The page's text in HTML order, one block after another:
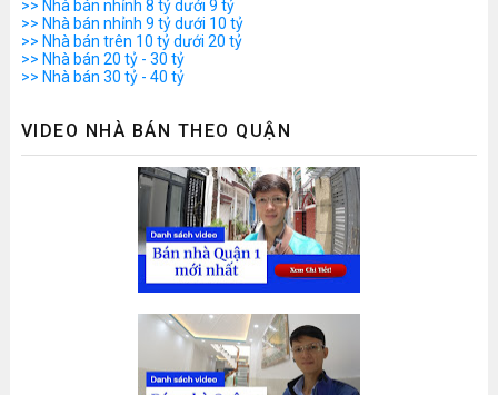
>> Nhà bán nhỉnh 8 tỷ dưới 9 tỷ
>> Nhà bán nhỉnh 9 tỷ dưới 10 tỷ
>> Nhà bán trên 10 tỷ dưới 20 tỷ
>> Nhà bán 20 tỷ - 30 tỷ
>> Nhà bán 30 tỷ - 40 tỷ
VIDEO NHÀ BÁN THEO QUẬN